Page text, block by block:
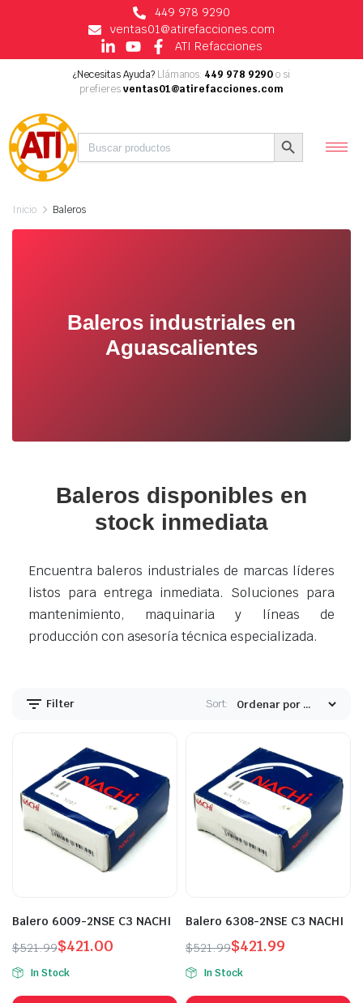
449 978 9290
ventas01@atirefacciones.com
ATI Refacciones
¿Necesitas Ayuda? Llámanos: 449 978 9290o si
prefieres ventas01@atirefacciones.com
Buscar:
Botón de búsqueda
Inicio Baleros
Baleros industriales en
Aguascalientes
Baleros disponibles en
stock inmediata
Encuentra baleros industriales de marcas líderes
listos para entrega inmediata. Soluciones para
mantenimiento, maquinaria y líneas de
producción con asesoría técnica especializada.
Filter Sort:
Balero 6009-2NSE C3 NACHI
$521.99$421.00
In Stock
Balero 6308-2NSE C3 NACHI
$521.99$421.99
In Stock